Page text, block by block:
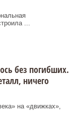
...
без погибших.
ничего
на «движках»,